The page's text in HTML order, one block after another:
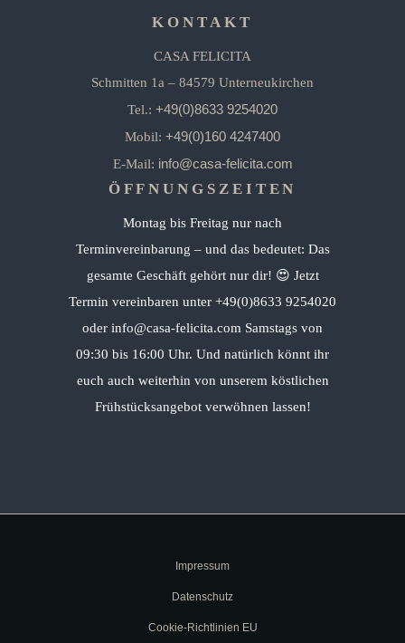
KONTAKT
CASA FELICITA
Schmitten 1a – 84579 Unterneukirchen
Tel.: +49(0)8633 9254020
Mobil: +49(0)160 4247400
E-Mail: info@casa-felicita.com
ÖFFNUNGSZEITEN
Montag bis Freitag nur nach
Terminvereinbarung – und das bedeutet: Das
gesamte Geschäft gehört nur dir! 😍 Jetzt
Termin vereinbaren unter +49(0)8633 9254020
oder info@casa-felicita.com Samstags von
09:30 bis 16:00 Uhr. Und natürlich könnt ihr
euch auch weiterhin von unserem köstlichen
Frühstücksangebot verwöhnen lassen!
Impressum
Datenschutz
Cookie-Richtlinien EU